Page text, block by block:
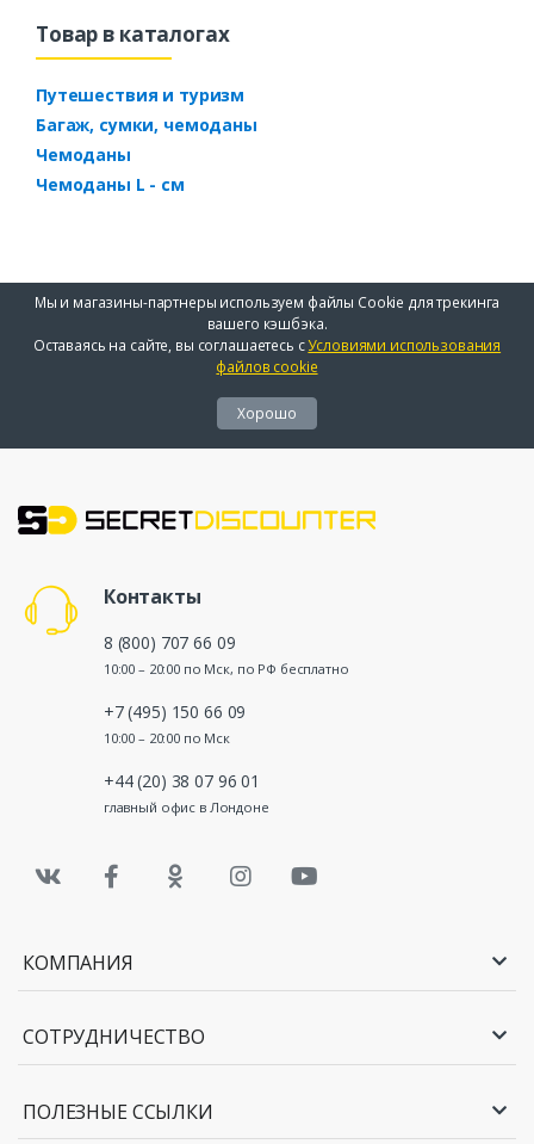
Товар в каталогах
Путешествия и туризм
Багаж, сумки, чемоданы
Чемоданы
Чемоданы L - см
Мы и магазины-партнеры используем файлы Cookie для трекинга
вашего кэшбэка.
Оставаясь на сайте, вы соглашаетесь сУсловиями использования
файлов cookie
Хорошо
Контакты
8 (800) 707 66 09
10:00 – 20:00 по Мск, по РФ бесплатно
+7 (495) 150 66 09
10:00 – 20:00 по Мск
+44 (20) 38 07 96 01
главный офис в Лондоне
КОМПАНИЯ
СОТРУДНИЧЕСТВО
ПОЛЕЗНЫЕ ССЫЛКИ